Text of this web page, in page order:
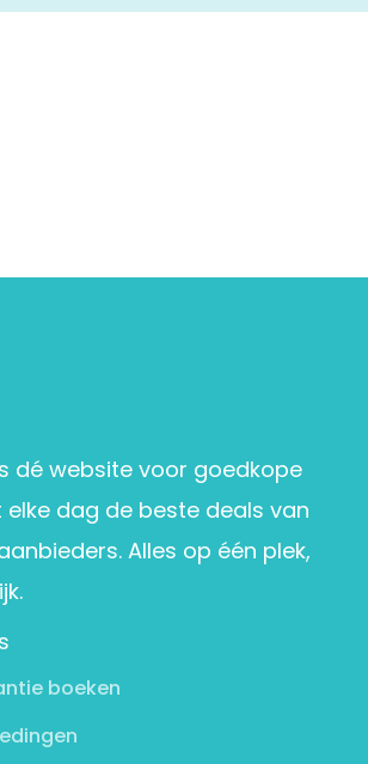
dé website voor goedkope
dag de beste deals van
Alles op één plek,
boeken